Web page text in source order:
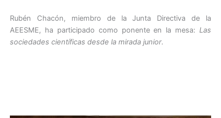
Rubén Chacón, miembro de la Junta Directiva de la
AEESME, ha participado como ponente en la mesa: Las
sociedades científicas desde la mirada junior.